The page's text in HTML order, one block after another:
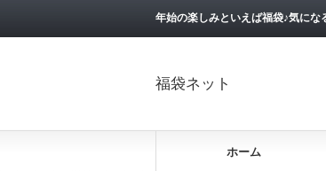
年始の楽しみといえば福袋♪気に
福袋ネット
ホーム